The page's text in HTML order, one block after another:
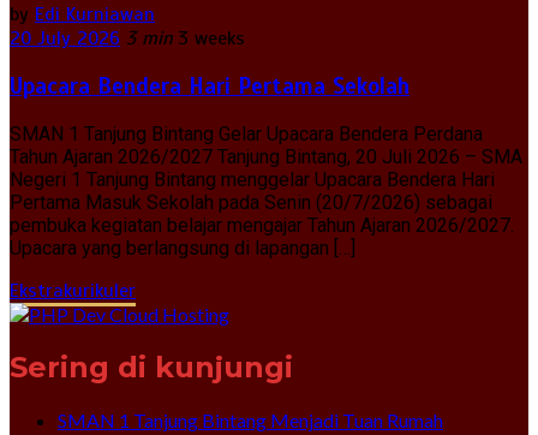
by Edi Kurniawan
20 July 2026 3 min 3 weeks
Upacara Bendera Hari Pertama Sekolah
SMAN 1 Tanjung Bintang Gelar Upacara Bendera Perdana
Tahun Ajaran 2026/2027 Tanjung Bintang, 20 Juli 2026 – SMA
Negeri 1 Tanjung Bintang menggelar Upacara Bendera Hari
Pertama Masuk Sekolah pada Senin (20/7/2026) sebagai
pembuka kegiatan belajar mengajar Tahun Ajaran 2026/2027.
Upacara yang berlangsung di lapangan […]
Ekstrakurikuler
Sering di kunjungi
SMAN 1 Tanjung Bintang Menjadi Tuan Rumah